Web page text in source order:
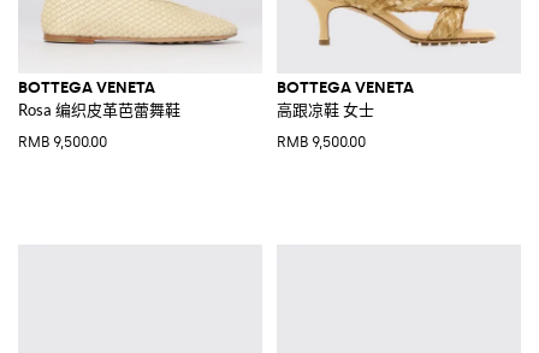
BOTTEGA VENETA
Rosa 编织皮革芭蕾舞鞋
RMB 9,500.00
BOTTEGA VENETA
高跟凉鞋 女士
RMB 9,500.00